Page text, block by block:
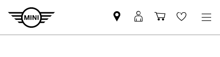
Pesquisar
parceiro
Iniciar
sessão
Carrinho
de
Wishlist